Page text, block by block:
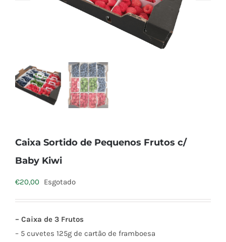
Caixa Sortido de Pequenos Frutos c/
Baby Kiwi
€20,00 Esgotado
– Caixa de 3 Frutos
– 5 cuvetes 125g de cartão de framboesa